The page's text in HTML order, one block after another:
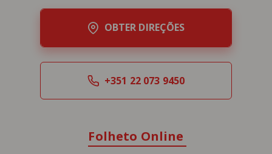
OBTER DIREÇÕES
+351 22 073 9450
Folheto Online